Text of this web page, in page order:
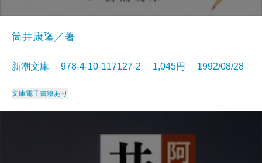
筒井康隆／著
新潮文庫 978-4-10-117127-2 1,045円 1992/08/28
文庫電子書籍あり